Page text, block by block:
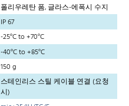
폴리우레탄 폼, 글라스-에폭시 수지
IP 67
-25°C to +70°C
-40°C to +85°C
150 g
스테인리스 스틸 케이블 연결 (요청
시)